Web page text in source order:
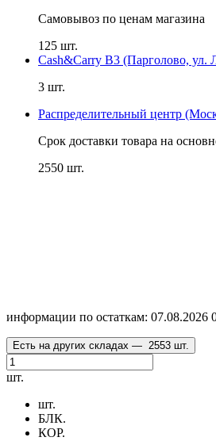
Самовывоз по ценам магазина
125 шт.
Cash&Carry B3 (Парголово, ул.
3 шт.
Распределительный центр
Срок доставки товара на
2550 шт.
информации по остаткам: 07.08.2026
Есть на других складах — 2553 шт.
шт.
шт.
БЛК.
КОР.